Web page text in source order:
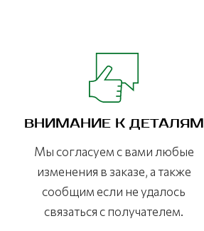
ВНИМАНИЕ К ДЕТАЛЯМ
Мы согласуем с вами любые
изменения в заказе, а также
сообщим если не удалось
связаться с получателем.